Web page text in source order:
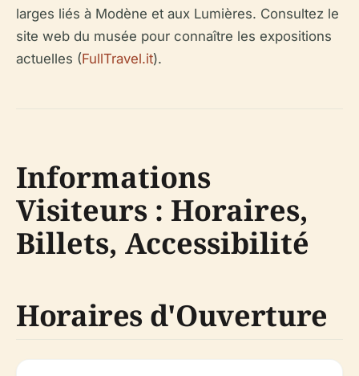
larges liés à Modène et aux Lumières. Consultez le
site web du musée pour connaître les expositions
actuelles (FullTravel.it).
Informations
Visiteurs : Horaires,
Billets, Accessibilité
Horaires d'Ouverture